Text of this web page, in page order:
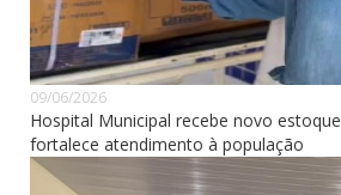
09/06/2026
Hospital Municipal recebe novo
fortalece atendimento à população